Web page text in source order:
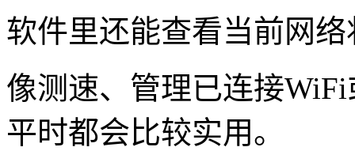
软件里还能查看当前网络
像测速、管理已连接
平时都会比较实用。